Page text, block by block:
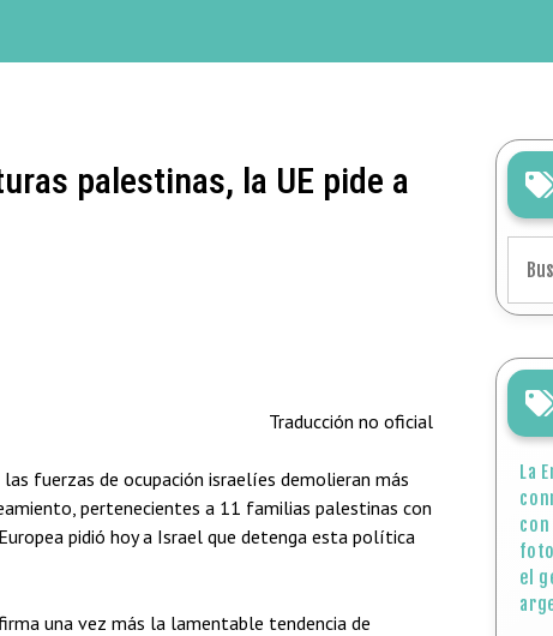
palestinas, la UE pide a
Traducción no oficial
fuerzas de ocupación israelíes demolieran más
pertenecientes a 11 familias palestinas con
pidió hoy a Israel que detenga esta política
una vez más la lamentable tendencia de
La
el